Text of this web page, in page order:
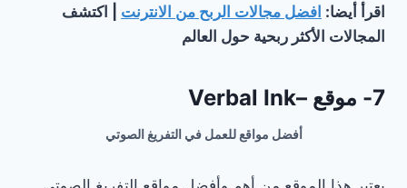
اقرأ أيضا: افضل مجالات الربح من الانترنت | اكتشف
المجالات الأكثر ربحية حول العالم
7- موقع –Verbal Ink
أفضل مواقع للعمل في التفريغ الصوتي